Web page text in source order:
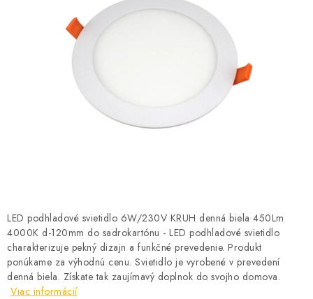
BLESKOZVOD
BATÉRIE A NABÍJAČKY
ELEKTRICKÉ VYKUROVANIE A VENTILÁCIA
NÁRADIE A KOTVIACI MATERIÁL
ZÁSUVKY A VYPÍNAČE
DOMÁCNOSŤ
LED podhladové svietidlo 6W/230V KRUH denná biela 450Lm
4000K d-120mm do sadrokartónu - LED podhladové svietidlo
charakterizuje pekný dizajn a funkčné prevedenie. Produkt
ponúkame za výhodnú cenu. Svietidlo je vyrobené v prevedení
denná biela. Získate tak zaujímavý doplnok do svojho domova.
Viac informácií